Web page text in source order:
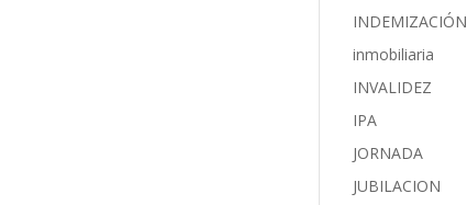
INDEMIZACIÓN
inmobiliaria
INVALIDEZ
IPA
JORNADA
JUBILACION